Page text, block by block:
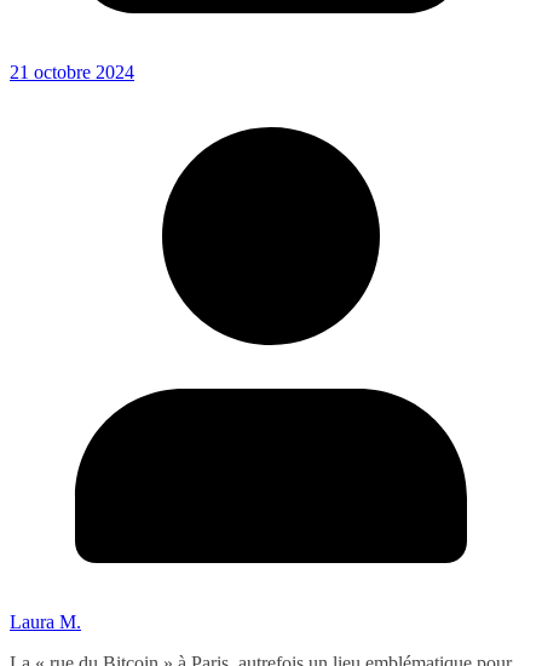
21 octobre 2024
Laura M.